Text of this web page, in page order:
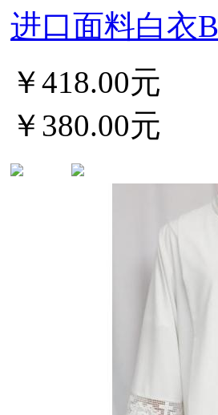
进口面料白衣B
￥418.00元
￥380.00元